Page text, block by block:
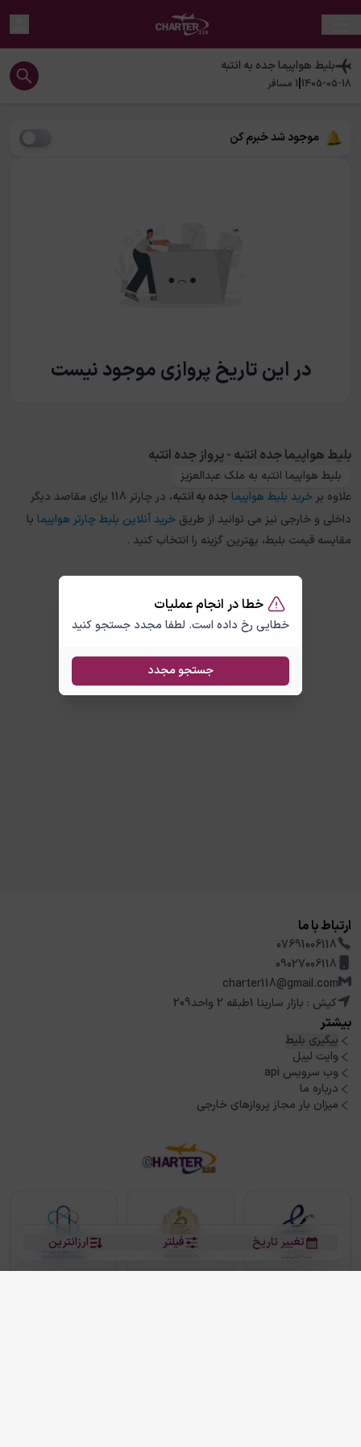
خطا در انجام عملیات
خطایی رخ داده است. لطفا مجدد جستجو کنید
جستجو مجدد
بلیط هواپیماجده به انتبه
1405-05-18
|
1 مسافر
موجود شد خبرم کن
در این تاریخ پروازی موجود نیست
ارزانترین فیلتر تغییر تاریخ
بلیط هواپیما جده انتبه - پرواز جده انتبه
بلیط هواپیما انتبه به ملک عبدالعزیز
علاوه بر خرید بلیط هواپیما جدهبهانتبه
، در چارتر 118 برای مقاصد دیگر
داخلی و خارجی نیز می توانید از طریق خرید آنلاین بلیط چارتر هواپیما با
مقایسه قیمت بلیط، بهترین گزینه را انتخاب کنید .
ارتباط با ما
07691006118
09027006118
charter118@gmail.com
کیش : بازار سارینا 1طبقه 2 واحد209
بیشتر
پیگیری بلیط
وایت لیبل
وب سرویس api
درباره ما
میزان بار مجاز پروازهای خارجی